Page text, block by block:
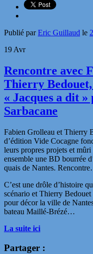
Publié parEric Guillaud le
19 Avr
Rencontre avec
Thierry
« Jacques a dit
Sarbacane
Fabien Grolleau et Thierry
d’édition Vide Cocagne
leurs propres projets et
ensemble une BD bourrée
quais de Nantes.
C’est une drôle d’histoire
scénario et Thierry
pour décor la ville de
bateau Maillé-Brézé…
La suite ici
Partager :